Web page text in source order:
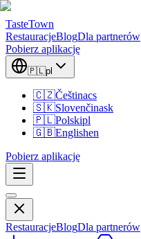
TasteTown
RestauracjeBlogDla partnerów
Pobierz aplikację
🇵🇱pl
🇨🇿Češtinacs
🇸🇰Slovenčinask
🇵🇱Polskipl
🇬🇧Englishen
Pobierz aplikację
RestauracjeBlogDla partnerów